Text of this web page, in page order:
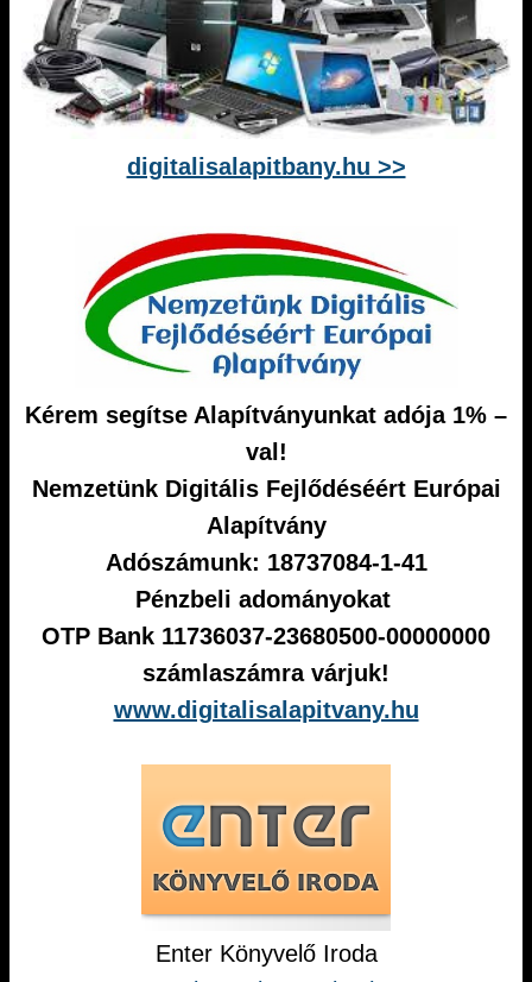
digitalisalapitbany.hu >>
Kérem segítse Alapítványunkat adója 1% –
val!
Nemzetünk Digitális Fejlődéséért Európai
Alapítvány
Adószámunk: 18737084-1-41
Pénzbeli adományokat
OTP Bank 11736037-23680500-00000000
számlaszámra várjuk!
www.digitalisalapitvany.hu
Enter Könyvelő Iroda